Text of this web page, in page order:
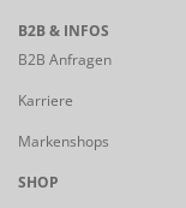
B2B & INFOS
B2B Anfragen
Karriere
Markenshops
SHOP